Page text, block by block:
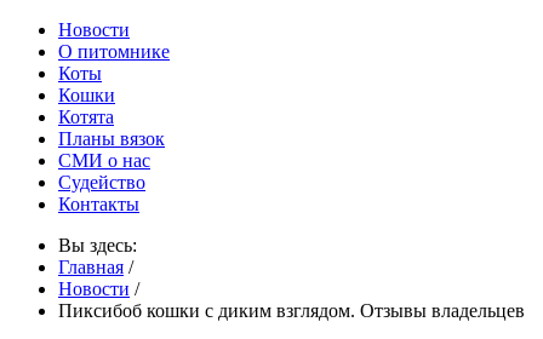
Новости
О питомнике
Коты
Кошки
Котята
Планы вязок
СМИ о нас
Судейство
Контакты
Вы здесь:
Главная /
Новости /
Пиксибоб кошки с диким взглядом. Отзывы владельцев